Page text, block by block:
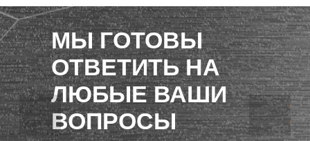
МЫ ГОТОВЫ
ОТВЕТИТЬ НА
ЛЮБЫЕ ВАШИ
ВОПРОСЫ